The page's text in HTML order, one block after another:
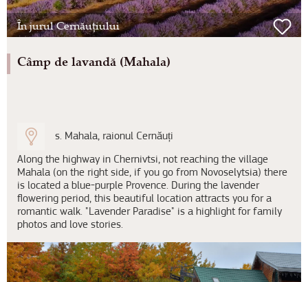
În jurul Cernăuțiului
Câmp de lavandă (Mahala)
s. Mahala, raionul Cernăuți
Along the highway in Chernivtsi, not reaching the village
Mahala (on the right side, if you go from Novoselytsia) there
is located a blue-purple Provence. During the lavender
flowering period, this beautiful location attracts you for a
romantic walk. "Lavender Paradise" is a highlight for family
photos and love stories.